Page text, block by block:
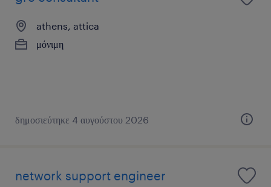
athens, attica
μόνιμη
δημοσιεύτηκε 4 αυγούστου 2026
network support engineer